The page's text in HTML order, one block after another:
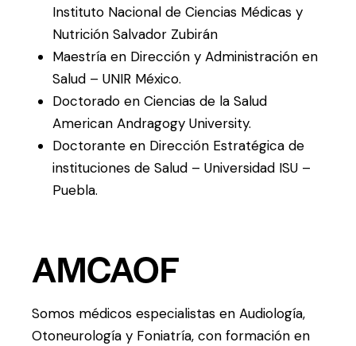
Instituto Nacional de Ciencias Médicas y
Nutrición Salvador Zubirán
Maestría en Dirección y Administración en
Salud – UNIR México.
Doctorado en Ciencias de la Salud
American Andragogy University.
Doctorante en Dirección Estratégica de
instituciones de Salud – Universidad ISU –
Puebla.
AMCAOF
Somos médicos especialistas en Audiología,
Otoneurología y Foniatría, con formación en